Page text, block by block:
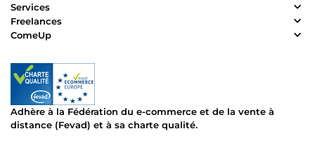
Services
Freelances
ComeUp
Adhère à la Fédération du e-commerce et de la vente à
distance (Fevad) et à sa charte qualité.